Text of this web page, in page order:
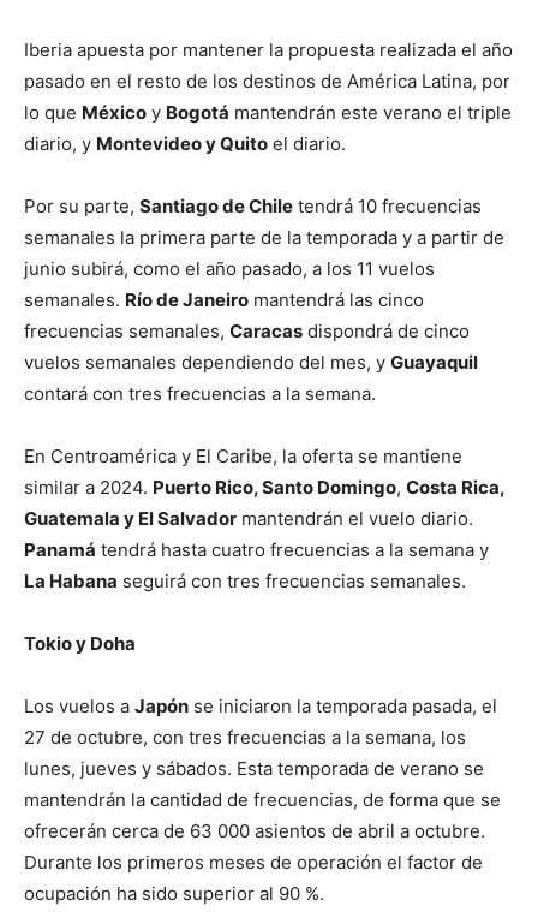
Iberia apuesta por mantener la propuesta realizada el año
pasado en el resto de los destinos de América Latina, por
lo que México y Bogotá mantendrán este verano el triple
diario, y Montevideo y Quito el diario.
Por su parte, Santiago de Chile tendrá 10 frecuencias
semanales la primera parte de la temporada y a partir de
junio subirá, como el año pasado, a los 11 vuelos
semanales. Río de Janeiro mantendrá las cinco
frecuencias semanales, Caracas dispondrá de cinco
vuelos semanales dependiendo del mes, y Guayaquil
contará con tres frecuencias a la semana.
En Centroamérica y El Caribe, la oferta se mantiene
similar a 2024. Puerto Rico, Santo Domingo, Costa Rica,
Guatemala y El Salvador mantendrán el vuelo diario.
Panamá tendrá hasta cuatro frecuencias a la semana y
La Habana seguirá con tres frecuencias semanales.
Tokio y Doha
Los vuelos a Japón se iniciaron la temporada pasada, el
27 de octubre, con tres frecuencias a la semana, los
lunes, jueves y sábados. Esta temporada de verano se
mantendrán la cantidad de frecuencias, de forma que se
ofrecerán cerca de 63 000 asientos de abril a octubre.
Durante los primeros meses de operación el factor de
ocupación ha sido superior al 90 %.